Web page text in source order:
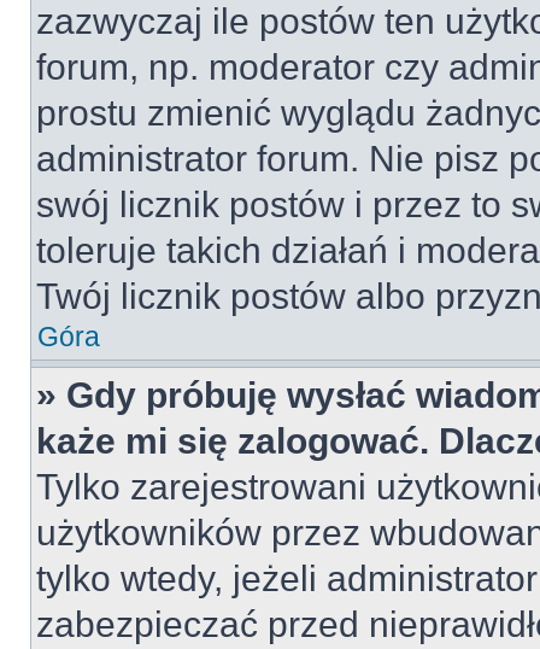
zazwyczaj ile postów ten
forum, np. moderator czy
prostu zmienić wyglądu
administrator forum. Nie pisz
swój licznik postów i przez to
toleruje takich działań i
Twój licznik postów albo
Góra
» Gdy próbuję wysłać
każe mi się zalogować.
Tylko zarejestrowani
użytkowników przez
tylko wtedy, jeżeli
zabezpieczać przed